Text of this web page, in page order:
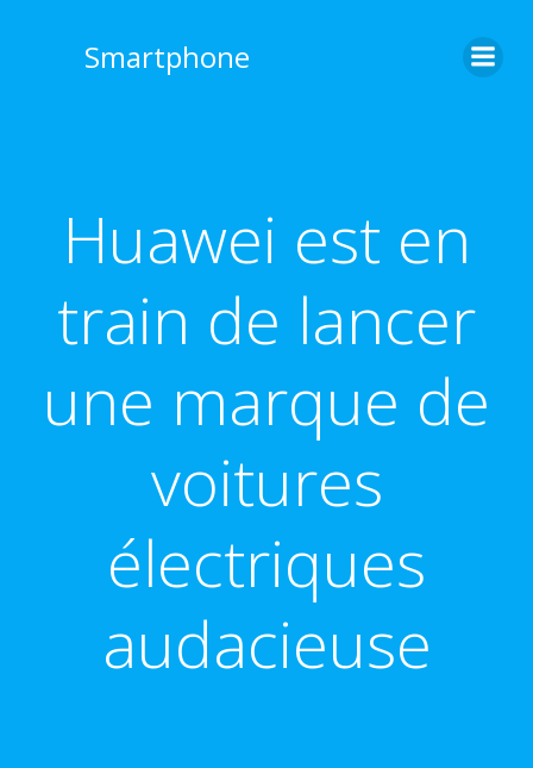
Smartphone
Huawei est en
train de lancer
une marque de
voitures
électriques
audacieuse